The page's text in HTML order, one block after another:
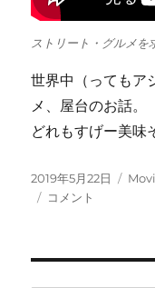
ストリート・グルメを
世界中（ってもア
メ、屋台のお話。
どれもすげー美味
投
稿
2019年5月22日
カ
Netflix
コメント